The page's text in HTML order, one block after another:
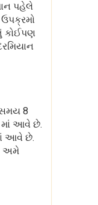
પહેલે
કોઈપણ
સમય 8
માં આવે છે.
આવે છે.
અમે